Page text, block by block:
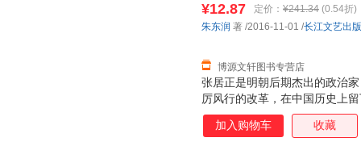
刻的理解与同情，对传主所置
张居正是明朝后期杰出的政治
厉风行的改革，在中国历史上
个普通家庭起步，少时聪颖过
到忍耐蛰伏再到春风得意，最
¥12.87 定价： ¥241.34 (0.54折)
博源文轩图书专营店
朱东润 著 /2016-11-01 /长江文艺出
加入购物车 收藏